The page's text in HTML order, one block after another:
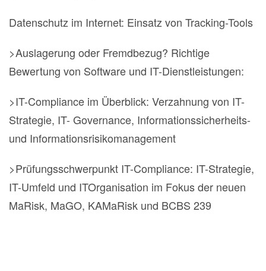
Datenschutz im Internet: Einsatz von Tracking-Tools
>Auslagerung oder Fremdbezug? Richtige
Bewertung von Software und IT-Dienstleistungen:
>IT-Compliance im Überblick: Verzahnung von IT-
Strategie, IT- Governance, Informationssicherheits-
und Informationsrisikomanagement
>Prüfungsschwerpunkt IT-Compliance: IT-Strategie,
IT-Umfeld und ITOrganisation im Fokus der neuen
MaRisk, MaGO, KAMaRisk und BCBS 239